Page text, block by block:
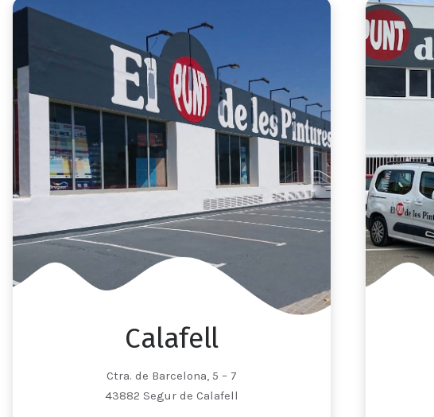
Calafell
Ctra. de Barcelona, 5 – 7
43882 Segur de Calafell